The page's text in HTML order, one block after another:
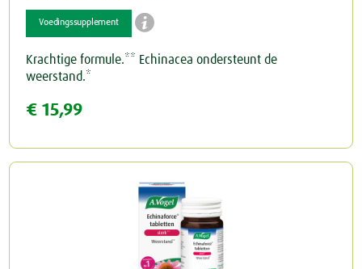
Voedingssupplement 
Krachtige formule.** Echinacea ondersteunt de
weerstand.*
€ 15,99